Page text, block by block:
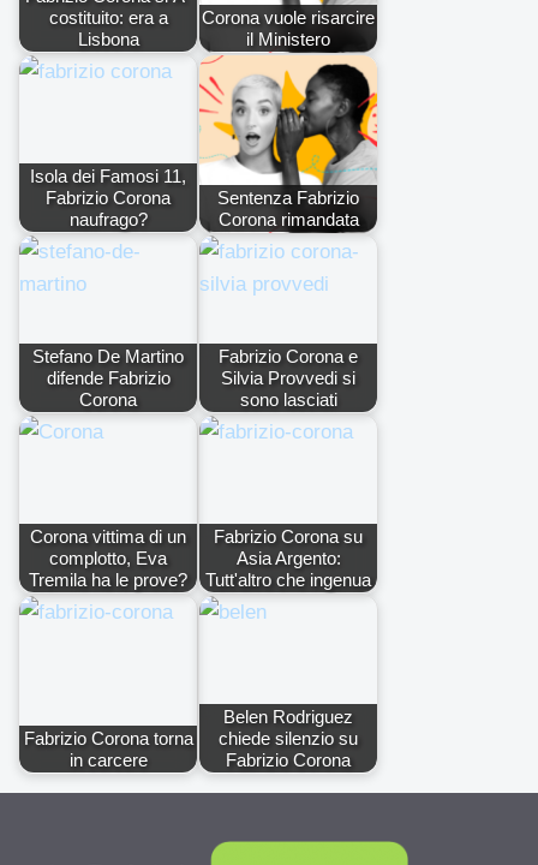
costituito: era a
Lisbona
Corona vuole risarcire
il Ministero
Isola dei Famosi 11,
Fabrizio Corona
naufrago?
Sentenza Fabrizio
Corona rimandata
Stefano De Martino
difende Fabrizio
Corona
Fabrizio Corona e
Silvia Provvedi si
sono lasciati
Corona vittima di un
complotto, Eva
Tremila ha le prove?
Fabrizio Corona su
Asia Argento:
Tutt'altro che ingenua
Fabrizio Corona torna
in carcere
Belen Rodriguez
chiede silenzio su
Fabrizio Corona